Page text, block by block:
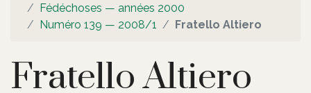
Fédéchoses — années 2000
Numéro 139 — 2008/1
Fratello Altiero
Fratello Altiero